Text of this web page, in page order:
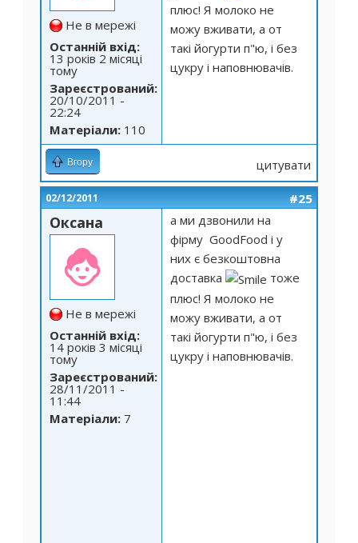
Не в мережі
Останній вхід:
13 років 2 місяці
тому
Зареєстрований:
20/10/2011 -
22:24
Матеріали: 110
плюс! Я молоко не
можу вживати, а от
такі йогурти п"ю, і без
цукру і наповнювачів.
Вгору цитувати
02/12/2011 #25
Оксана
Не в мережі
Останній вхід:
14 років 3 місяці
тому
Зареєстрований:
28/11/2011 -
11:44
Матеріали: 7
а ми дзвонили на
фірму GoodFood і у
них є безкоштовна
доставка
тоже
плюс! Я молоко не
можу вживати, а от
такі йогурти п"ю, і без
цукру і наповнювачів.